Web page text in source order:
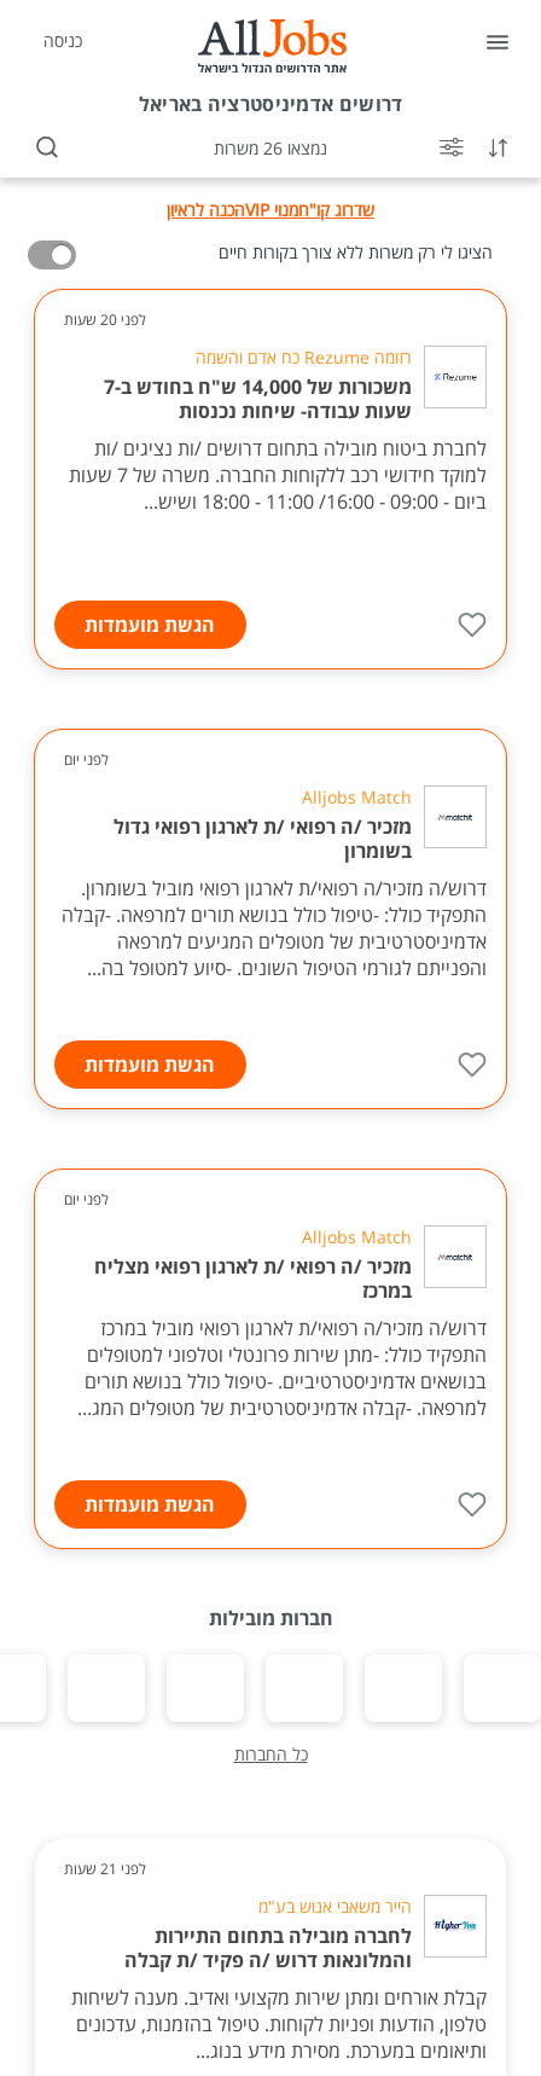
כניסה
דרושים אדמיניסטרציה באריאל
נמצאו 26 משרות
שדרוג קו"חמנוי VIP
הכנה לראיון
הציגו לי רק משרות ללא צורך בקורות חיים
לפני 20 שעות
רזומה Rezume כח אדם והשמה
משכורות של 14,000 ש"ח בחודש ב-7
שעות עבודה- שיחות נכנסות
לחברת ביטוח מובילה בתחום דרושים /ות נציגים /ות
למוקד חידושי רכב ללקוחות החברה. משרה של 7 שעות
ביום - 09:00 - 16:00/ 11:00 - 18:00 ושיש...
הגשת מועמדות
לפני יום
Alljobs Match
מזכיר /ה רפואי /ת לארגון רפואי גדול
בשומרון
דרוש/ה מזכיר/ה רפואי/ת לארגון רפואי מוביל בשומרון.
התפקיד כולל: -טיפול כולל בנושא תורים למרפאה. -קבלה
אדמיניסטרטיבית של מטופלים המגיעים למרפאה
והפנייתם לגורמי הטיפול השונים. -סיוע למטופל בה...
הגשת מועמדות
לפני יום
Alljobs Match
מזכיר /ה רפואי /ת לארגון רפואי מצליח
במרכז
דרוש/ה מזכיר/ה רפואי/ת לארגון רפואי מוביל במרכז
התפקיד כולל: -מתן שירות פרונטלי וטלפוני למטופלים
בנושאים אדמיניסטרטיביים. -טיפול כולל בנושא תורים
למרפאה. -קבלה אדמיניסטרטיבית של מטופלים המג...
הגשת מועמדות
חברות מובילות
כל החברות
לפני 21 שעות
הייר משאבי אנוש בע"מ
לחברה מובילה בתחום התיירות
והמלונאות דרוש /ה פקיד /ת קבלה
קבלת אורחים ומתן שירות מקצועי ואדיב. מענה לשיחות
טלפון, הודעות ופניות לקוחות. טיפול בהזמנות, עדכונים
ותיאומים במערכת. מסירת מידע בנוג...